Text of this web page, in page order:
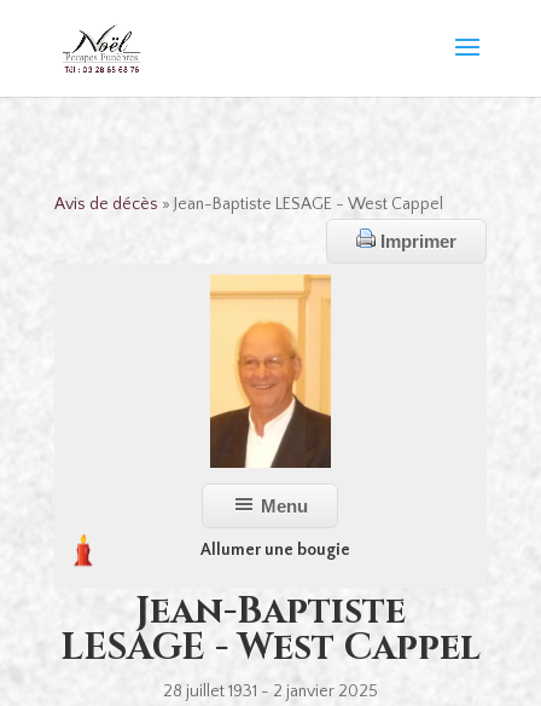
Avis de décès » Jean-Baptiste LESAGE - West Cappel
Imprimer
Menu
Allumer une bougie
Jean-Baptiste
LESAGE - West Cappel
28 juillet 1931 - 2 janvier 2025